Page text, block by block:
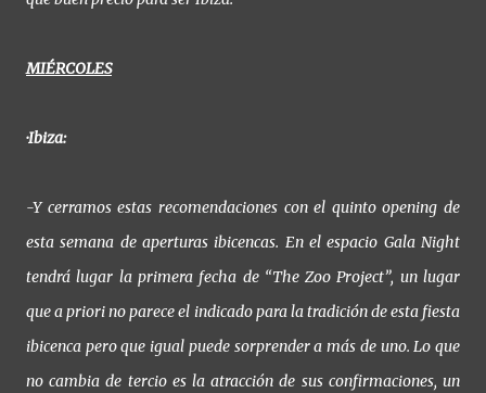
MIÉRCOLES
·Ibiza:
-Y cerramos estas recomendaciones con el quinto opening de
esta semana de aperturas ibicencas. En el espacio Gala Night
tendrá lugar la primera fecha de “The Zoo Project”, un lugar
que a priori no parece el indicado para la tradición de esta fiesta
ibicenca pero que igual puede sorprender a más de uno. Lo que
no cambia de tercio es la atracción de sus confirmaciones, un